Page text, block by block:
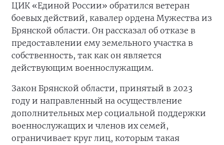
ЦИК «Единой России» обратился ветеран
боевых действий, кавалер ордена Мужества из
Брянской области. Он рассказал об отказе в
предоставлении ему земельного участка в
собственность, так как он является
действующим военнослужащим.
Закон Брянской области, принятый в 2023
году и направленный на осуществление
дополнительных мер социальной поддержки
военнослужащих и членов их семей,
ограничивает круг лиц, которым такая